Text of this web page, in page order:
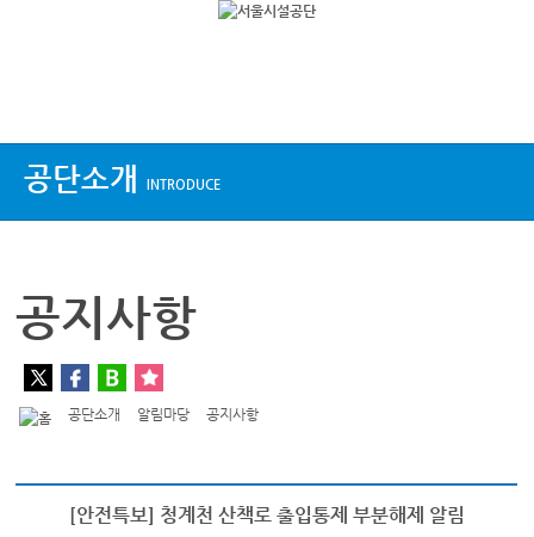
공단소개 INTRODUCE
공지사항
공단소개 알림마당 공지사항
[안전특보] 청계천 산책로 출입통제 부분해제 알림